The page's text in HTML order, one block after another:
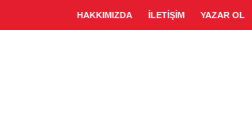
HAKKIMIZDA İLETIŞIM YAZAR OL